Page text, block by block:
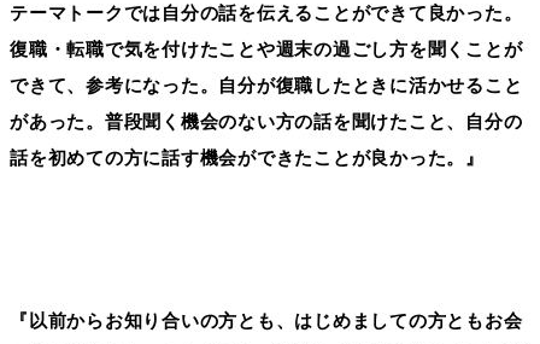
テーマトークでは自分の話を伝えることができて良かった。
復職・転職で気を付けたことや週末の過ごし方を聞くことが
できて、参考になった。自分が復職したときに活かせること
があった。普段聞く機会のない方の話を聞けたこと、自分の
話を初めての方に話す機会ができたことが良かった。』
『以前からお知り合いの方とも、はじめましての方ともお会